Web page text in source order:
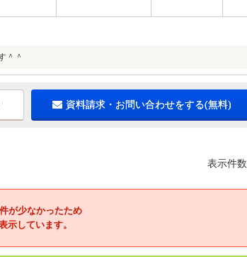
＾＾
資料請求・お問い合わせをする(無料)
表示件数
が少なかったため
示しています。